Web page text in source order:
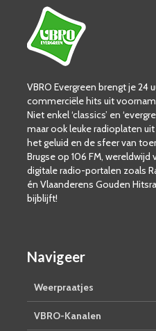
VBRO Evergreen brengt je 24
commerciële hits uit
Niet enkel ‘classics’ en
maar ook leuke radioplaten
het geluid en de sfeer van
Brugse op 106 FM,
digitale radio-portalen zoals
én Vlaanderens Gouden
bijblijft!
Navigeer
Weerpraatjes
VBRO-Kanalen